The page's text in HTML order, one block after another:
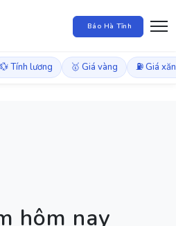
Báo Hà Tĩnh
💱 Tính lương 🥇 Giá vàng ⛽ Giá
hôm nay